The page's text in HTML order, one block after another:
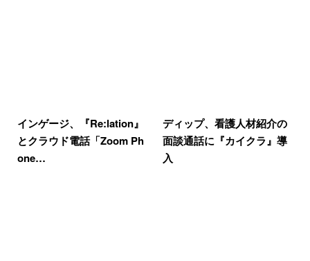
インゲージ、『Re:lation』
とクラウド電話「Zoom Ph
one…
ディップ、看護人材紹介の
面談通話に『カイクラ』導
入